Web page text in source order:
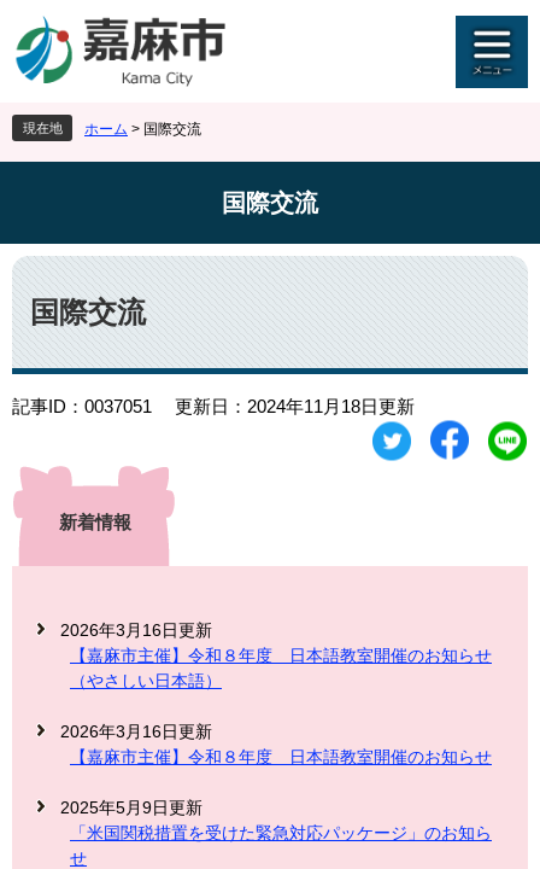
ジ
先
頭
で
ュ
を
飛
ば
本
文
へ
現在地 ホーム > 国際交流
国際交流
本
文
国際交流
記事ID：0037051 更新日：2024年11月18日更新
新着情報
2026年3月16日更新
【嘉麻市主催】令和８年度 日本語教室開催のお知らせ
（やさしい日本語）
2026年3月16日更新
【嘉麻市主催】令和８年度 日本語教室開催のお知らせ
2025年5月9日更新
「米国関税措置を受けた緊急対応パッケージ」のお知ら
せ